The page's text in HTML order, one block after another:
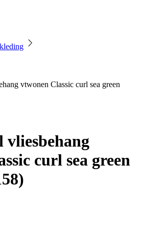
vtwonen Classic curl sea green
vliesbehang
curl sea green